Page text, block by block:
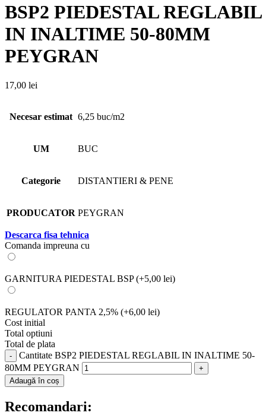
BSP2 PIEDESTAL REGLABIL
IN INALTIME 50-80MM
PEYGRAN
17,00 lei
Necesar estimat 6,25 buc/m2
UM BUC
Categorie DISTANTIERI & PENE
PRODUCATOR PEYGRAN
Descarca fisa tehnica
Comanda impreuna cu
GARNITURA PIEDESTAL BSP(+5,00 lei)
REGULATOR PANTA 2,5% (+6,00 lei)
Cost initial
Total optiuni
Total de plata
Cantitate BSP2 PIEDESTAL REGLABIL IN INALTIME 50-
80MM PEYGRAN
Adaugă în coș
Recomandari: